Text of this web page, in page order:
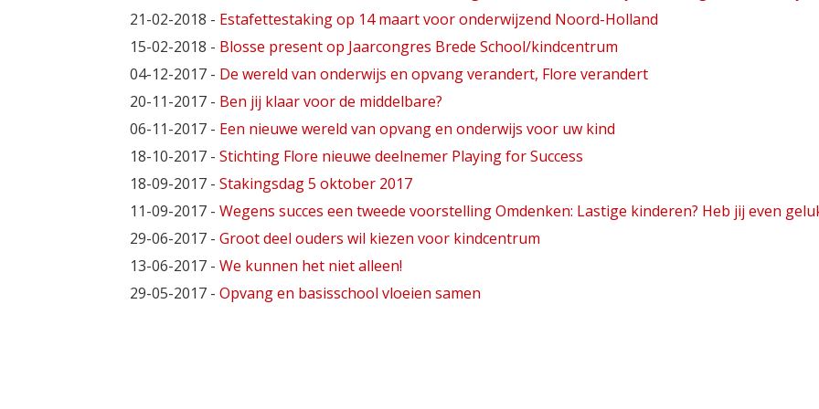
21-02-2018 - Estafettestaking op 14 maart voor onderwijzend Noord-Holland
15-02-2018 - Blosse present op Jaarcongres Brede School/kindcentrum
04-12-2017 - De wereld van onderwijs en opvang verandert, Flore verandert
20-11-2017 - Ben jij klaar voor de middelbare?
06-11-2017 - Een nieuwe wereld van opvang en onderwijs voor uw kind
18-10-2017 - Stichting Flore nieuwe deelnemer Playing for Success
18-09-2017 - Stakingsdag 5 oktober 2017
11-09-2017 - Wegens succes een tweede voorstelling Omdenken: Lastige kinderen? Heb jij even
29-06-2017 - Groot deel ouders wil kiezen voor kindcentrum
13-06-2017 - We kunnen het niet alleen!
29-05-2017 - Opvang en basisschool vloeien samen